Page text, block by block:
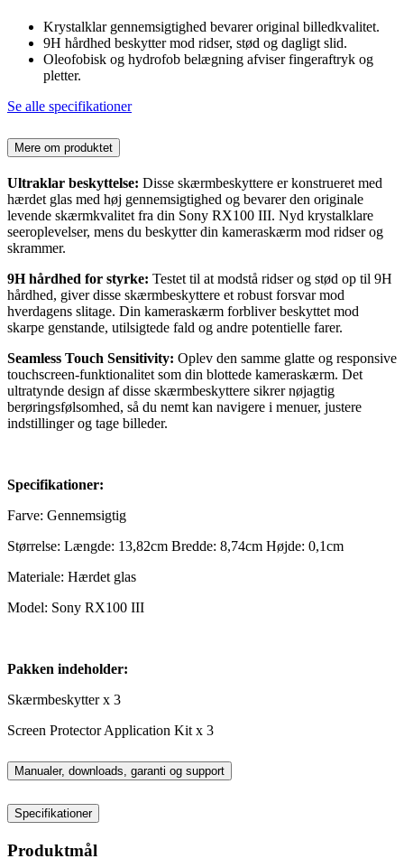
Krystalklar gennemsigtighed bevarer original billedkvalitet.
9H hårdhed beskytter mod ridser, stød og dagligt slid.
Oleofobisk og hydrofob belægning afviser fingeraftryk og
pletter.
Se alle specifikationer
Mere om produktet
Ultraklar beskyttelse: Disse skærmbeskyttere er konstrueret med
hærdet glas med høj gennemsigtighed og bevarer den originale
levende skærmkvalitet fra din Sony RX100 III. Nyd krystalklare
seeroplevelser, mens du beskytter din kameraskærm mod ridser og
skrammer.
9H hårdhed for styrke: Testet til at modstå ridser og stød op til 9H
hårdhed, giver disse skærmbeskyttere et robust forsvar mod
hverdagens slitage. Din kameraskærm forbliver beskyttet mod
skarpe genstande, utilsigtede fald og andre potentielle farer.
Seamless Touch Sensitivity: Oplev den samme glatte og responsive
touchscreen-funktionalitet som din blottede kameraskærm. Det
ultratynde design af disse skærmbeskyttere sikrer nøjagtig
berøringsfølsomhed, så du nemt kan navigere i menuer, justere
indstillinger og tage billeder.
Specifikationer:
Farve: Gennemsigtig
Størrelse: Længde: 13,82cm Bredde: 8,74cm Højde: 0,1cm
Materiale: Hærdet glas
Model: Sony RX100 III
Pakken indeholder:
Skærmbeskytter x 3
Screen Protector Application Kit x 3
Manualer, downloads, garanti og support
Specifikationer
Produktmål